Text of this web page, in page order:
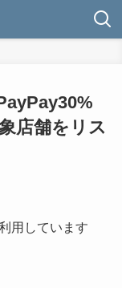
店舗をリス
用しています